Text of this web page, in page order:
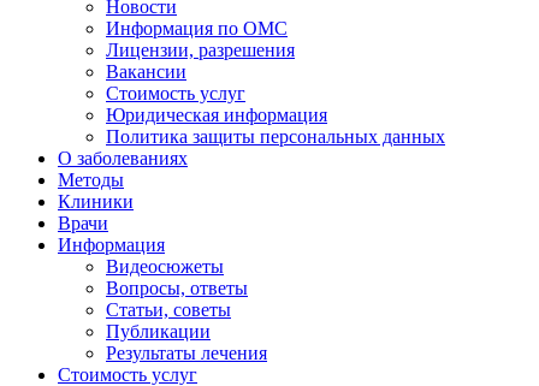
Новости
Информация по ОМС
Лицензии, разрешения
Вакансии
Стоимость услуг
Юридическая информация
Политика защиты персональных данных
О заболеваниях
Методы
Клиники
Врачи
Информация
Видеосюжеты
Вопросы, ответы
Статьи, советы
Публикации
Результаты лечения
Стоимость услуг